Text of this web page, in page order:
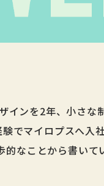
インを2年、小さな
でマイロプスへ入
なことから書いて